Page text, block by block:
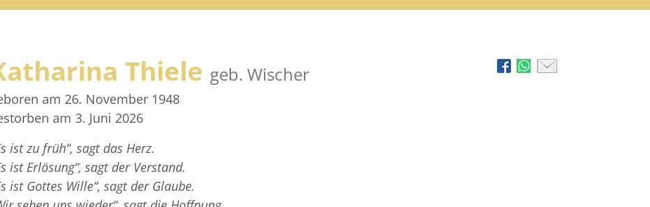
Thiele geb. Wischer
am 26. November 1948
am 3. Juni 2026
ist zu früh“, sagt das Herz.
ist Erlösung“, sagt der Verstand.
ist Gottes Wille“, sagt der Glaube.